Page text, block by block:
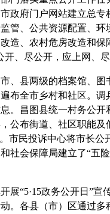
政府门户网站建立总
管、公共资源配置、
造、农村危房改造和
开、尽公开，应上网、
县两级的档案馆、图
布全市乡村和社区。
。昌图县统一村务公
公布街道、社区职能
市民投诉中心将市长
社会保障局建立了“五
“5·15政务公开日”宣
。各县（市）区通过